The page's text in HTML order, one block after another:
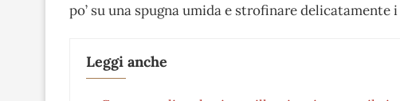
po’ su una spugna umida e strofinare
Leggi anche